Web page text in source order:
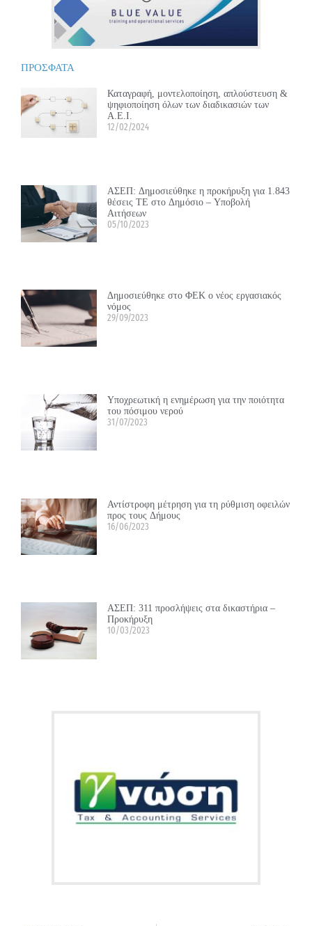
ΠΡΟΣΦΑΤΑ
Καταγραφή, μοντελοποίηση, απλούστευση &
ψηφιοποίηση όλων των διαδικασιών των
Α.Ε.Ι.
12/02/2024
ΑΣΕΠ: Δημοσιεύθηκε η προκήρυξη για 1.843
θέσεις ΤΕ στο Δημόσιο – Υποβολή
Αιτήσεων
05/10/2023
Δημοσιεύθηκε στο ΦΕΚ ο νέος εργασιακός
νόμος
29/09/2023
Υποχρεωτική η ενημέρωση για την ποιότητα
του πόσιμου νερού
31/07/2023
Αντίστροφη μέτρηση για τη ρύθμιση οφειλών
προς τους Δήμους
16/06/2023
ΑΣΕΠ: 311 προσλήψεις στα δικαστήρια –
Προκήρυξη
10/03/2023